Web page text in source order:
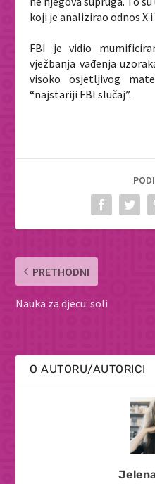
koji je analizirao odnos X
FBI je vidio
vježbanja vađenja
visoko osjetljivog
“najstariji FBI slučaj”.
PRETHODNI
Nauka za djecu: soli
O AUTORU/AUTORICI